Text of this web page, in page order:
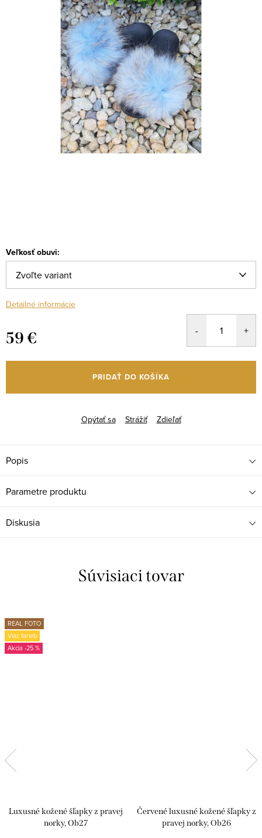
Veľkosť obuvi:
Detailné informácie
59 €
cena:
PRIDAŤ DO KOŠÍKA
Opýtať sa Strážiť Zdieľať
Popis
Parametre produktu
Diskusia
Súvisiaci tovar
REAL FOTO
Viac farieb
-25 %
Luxusné kožené šľapky z pravej
norky, Ob27
Červené luxusné kožené šľapky z
pravej norky, Ob26